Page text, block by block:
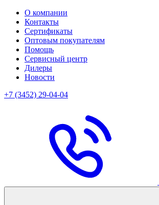
О компании
Контакты
Сертификаты
Оптовым покупателям
Помощь
Сервисный центр
Дилеры
Новости
+7 (3452) 29-04-04